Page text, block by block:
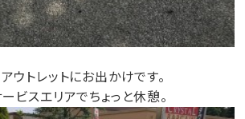
トレットにお出かけです。
ビスエリアでちょっと休憩。